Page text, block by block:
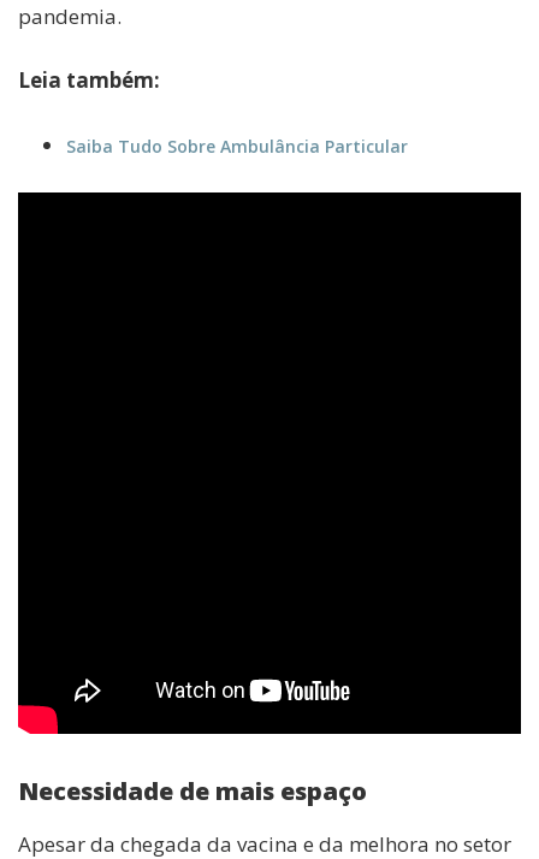
pandemia.
Leia também:
Saiba Tudo Sobre Ambulância Particular
Necessidade de mais espaço
Apesar da chegada da vacina e da melhora no setor